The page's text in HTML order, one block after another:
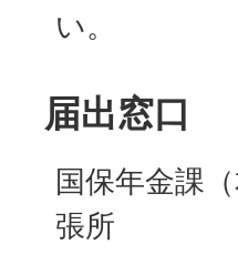
い。
届出窓口
国保年金課
張所